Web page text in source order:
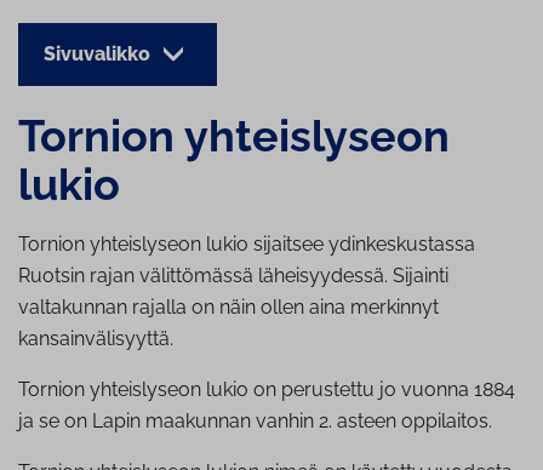
Sivuvalikko
Tornion yh­teis­ly­seon
lukio
Tornion yhteislyseon lukio sijaitsee ydinkeskustassa
Ruotsin rajan välittömässä läheisyydessä. Sijainti
valtakunnan rajalla on näin ollen aina merkinnyt
kansainvälisyyttä.
Tornion yhteislyseon lukio on perustettu jo vuonna 1884
ja se on Lapin maakunnan vanhin 2. asteen oppilaitos.